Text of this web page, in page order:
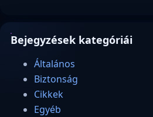
Bejegyzések kategóriái
Általános
Biztonság
Cikkek
Egyéb